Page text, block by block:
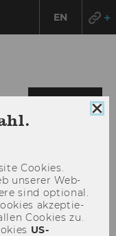
EN
MENÜ
Coo­kies.
un­se­rer Web­
sind op­tio­nal.
ak­zep­tie­
Coo­kies zu.
US-​